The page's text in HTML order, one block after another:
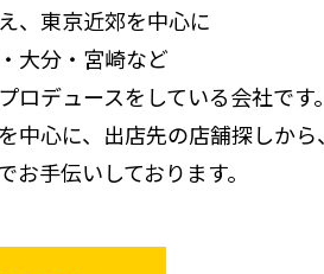
、東京近郊を中心に
大分・宮崎など
デュースをしている会社です。
心に、出店先の店舗探しから、
手伝いしております。